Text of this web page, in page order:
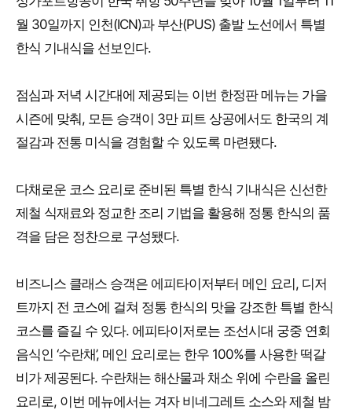
월 30일까지 인천(ICN)과 부산(PUS) 출발 노선에서 특별
한식 기내식을 선보인다.
점심과 저녁 시간대에 제공되는 이번 한정판 메뉴는 가을
시즌에 맞춰, 모든 승객이 3만 피트 상공에서도 한국의 계
절감과 전통 미식을 경험할 수 있도록 마련됐다.
다채로운 코스 요리로 준비된 특별 한식 기내식은 신선한
제철 식재료와 정교한 조리 기법을 활용해 정통 한식의 품
격을 담은 정찬으로 구성됐다.
비즈니스 클래스 승객은 에피타이저부터 메인 요리, 디저
트까지 전 코스에 걸쳐 정통 한식의 맛을 강조한 특별 한식
코스를 즐길 수 있다. 에피타이저로는 조선시대 궁중 연회
음식인 ‘수란채’, 메인 요리로는 한우 100%를 사용한 떡갈
비가 제공된다. 수란채는 해산물과 채소 위에 수란을 올린
요리로, 이번 메뉴에서는 겨자 비네그레트 소스와 제철 밤